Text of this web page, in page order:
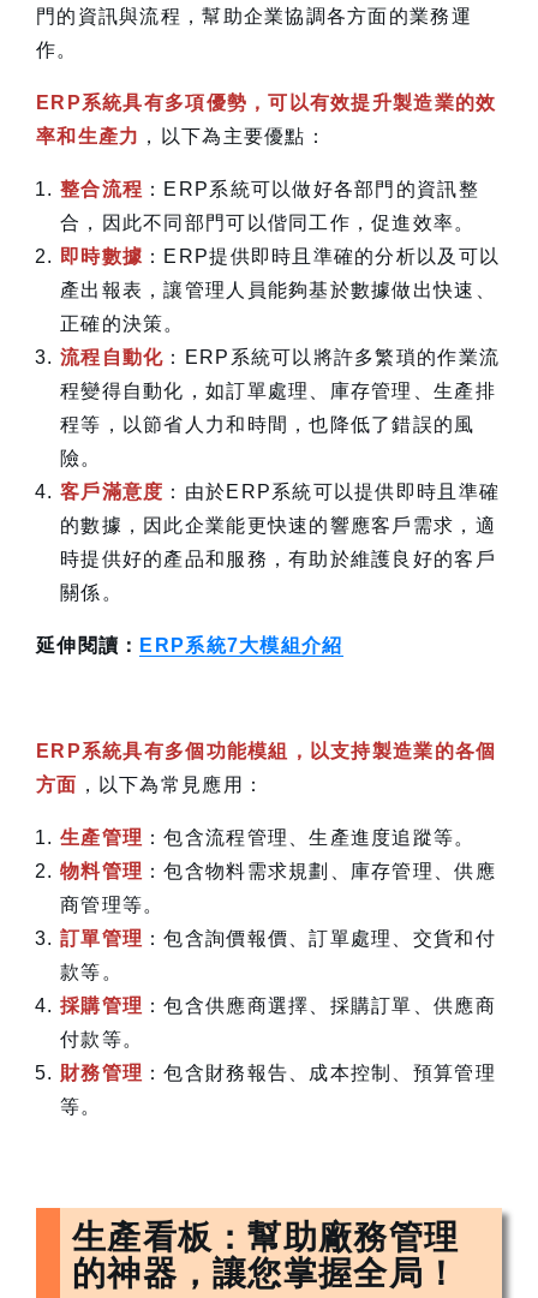
門的資訊與流程，幫助企業協調各方面的業務運
作。
ERP系統具有多項優勢，可以有效提升製造業的效
率和生產力 ，以下為主要優點：
整合流程 ：ERP系統可以做好各部門的資訊整
合，因此不同部門可以偕同工作，促進效率。
即時數據 ：ERP提供即時且準確的分析以及可以
產出報表，讓管理人員能夠基於數據做出快速、
正確的決策。
流程自動化 ：ERP系統可以將許多繁瑣的作業流
程變得自動化，如訂單處理、庫存管理、生產排
程等，以節省人力和時間，也降低了錯誤的風
險。
客戶滿意度 ：由於ERP系統可以提供即時且準確
的數據，因此企業能更快速的響應客戶需求，適
時提供好的產品和服務，有助於維護良好的客戶
關係。
延伸閱讀： ERP系統7大模組介紹
ERP系統具有多個功能模組，以支持製造業的各個
方面 ，以下為常見應用：
生產管理 ：包含流程管理、生產進度追蹤等。
物料管理 ：包含物料需求規劃、庫存管理、供應
商管理等。
訂單管理 ：包含詢價報價、訂單處理、交貨和付
款等。
採購管理 ：包含供應商選擇、採購訂單、供應商
付款等。
財務管理 ：包含財務報告、成本控制、預算管理
等。
生產看板：幫助廠務管理
的神器，讓您掌握全局！